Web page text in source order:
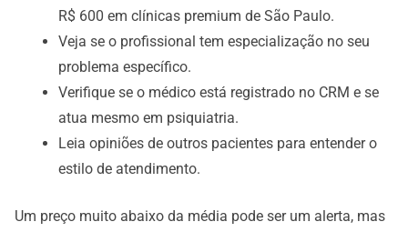
R$ 600 em clínicas premium de São Paulo.
Veja se o profissional tem especialização no seu
problema específico.
Verifique se o médico está registrado no CRM e se
atua mesmo em psiquiatria.
Leia opiniões de outros pacientes para entender o
estilo de atendimento.
Um preço muito abaixo da média pode ser um alerta, mas